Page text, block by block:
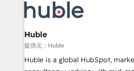
new HubSpot portal with
CRM Migrations using our in-
skills, processes, and internal
attract the right buyers, close
without outside dependencies. You’ll learn how to: •
Set up, audit, and organize your
Get your sales team fully using
pipeline and revenue across the
Huble
提供元：Huble
Huble is a global HubSpot,